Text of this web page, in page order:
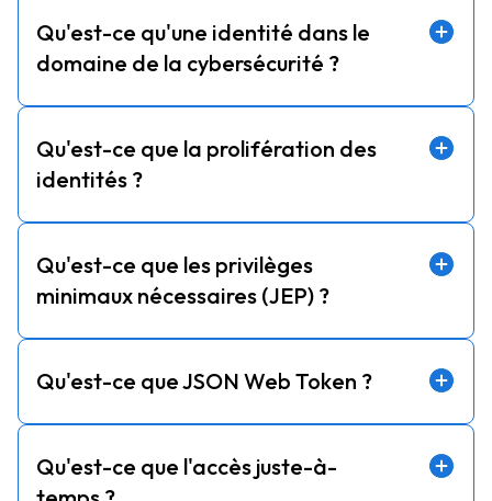
Qu'est-ce qu'une identité dans le
domaine de la cybersécurité ?
Qu'est-ce que la prolifération des
identités ?
Qu'est-ce que les privilèges
minimaux nécessaires (JEP) ?
Qu'est-ce que JSON Web Token ?
Qu'est-ce que l'accès juste-à-